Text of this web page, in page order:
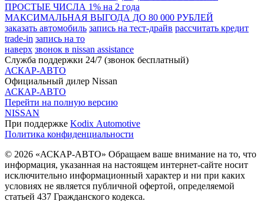
ПРОСТЫЕ ЧИСЛА 1% на 2 года
МАКСИМАЛЬНАЯ ВЫГОДА ДО 80 000 РУБЛЕЙ
заказать автомобиль запись на тест-драйв рассчитать кредит
trade-in запись на то
наверх звонок в nissan assistance
Служба поддержки 24/7 (звонок бесплатный)
АСКАР-АВТО
Официальный дилер Nissan
АСКАР-АВТО
Перейти на полную версию
NISSAN
При поддержке Kodix Automotive
Политика конфиденциальности
© 2026 «АСКАР-АВТО» Обращаем ваше внимание на то, что
информация, указанная на настоящем интернет-сайте носит
исключительно информационный характер и ни при каких
условиях не является публичной офертой, определяемой
статьей 437 Гражданского кодекса.